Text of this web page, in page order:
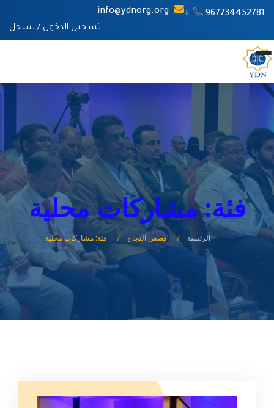
967734452781+
info@ydnorg.org
تسجيل الدخول / يسجل
فئة: مشاركات محلية
الرئيسة قصص النجاح فئة: مشاركات محلية